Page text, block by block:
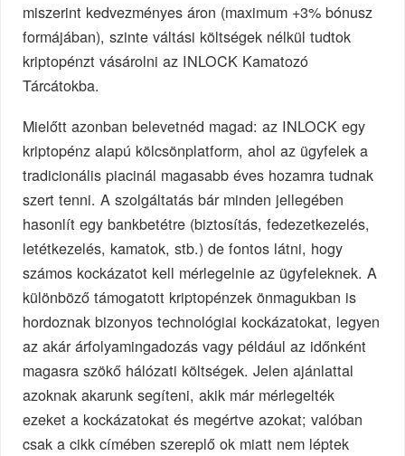
miszerint kedvezményes áron (maximum +3% bónusz
formájában), szinte váltási költségek nélkül tudtok
kriptopénzt vásárolni az INLOCK Kamatozó
Tárcátokba.
Mielőtt azonban belevetnéd magad: az INLOCK egy
kriptopénz alapú kölcsönplatform, ahol az ügyfelek a
tradicionális piacinál magasabb éves hozamra tudnak
szert tenni. A szolgáltatás bár minden jellegében
hasonlít egy bankbetétre (biztosítás, fedezetkezelés,
letétkezelés, kamatok, stb.) de fontos látni, hogy
számos kockázatot kell mérlegelnie az ügyfeleknek. A
különböző támogatott kriptopénzek önmagukban is
hordoznak bizonyos technológiai kockázatokat, legyen
az akár árfolyamingadozás vagy például az időnként
magasra szökő hálózati költségek. Jelen ajánlattal
azoknak akarunk segíteni, akik már mérlegelték
ezeket a kockázatokat és megértve azokat; valóban
csak a cikk címében szereplő ok miatt nem léptek